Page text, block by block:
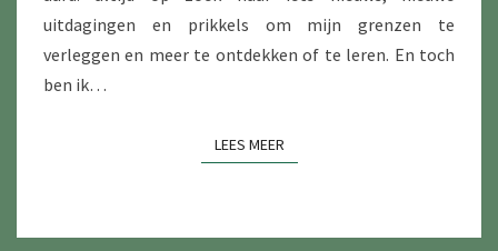
uitdagingen en prikkels om mijn grenzen te
verleggen en meer te ontdekken of te leren. En toch
ben ik…
LEES MEERLEES MEER